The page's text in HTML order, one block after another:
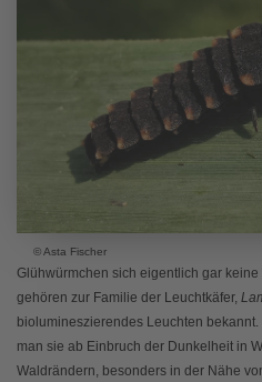
© Asta Fischer
Glühwürmchen sich eigentlich gar
gehören zur Familie der Leuchtkäfer,
biolumineszierendes Leuchten
man sie ab Einbruch der Dunkelheit in
Waldrändern, besonders in der Nähe